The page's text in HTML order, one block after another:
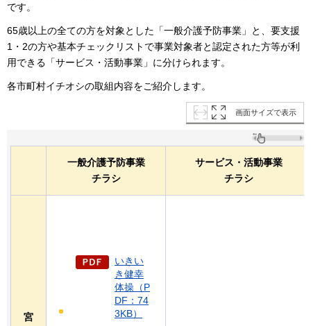
です。
65歳以上の全ての方を対象とした「一般介護予防事業」と、要支援
1・2の方や基本チェックリストで事業対象者と認定された方等が利
用できる「サービス・活動事業」に分けられます。
各市町村イチオシの取組内容をご紹介します。
画面サイズで表示
一般介護予防事業
チラシ
サービス・活動事業
チラシ
宮
いきい
き健幸
体操（P
DF：74
3KB）